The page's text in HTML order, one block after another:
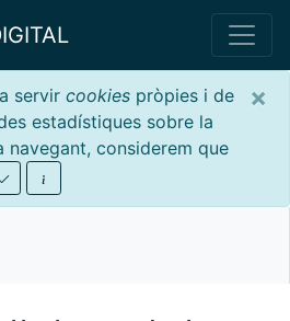
×
servir cookies pròpies i de
estadístiques sobre la
navegant, considerem que